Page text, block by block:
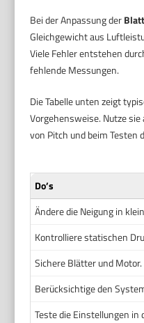
Bei der Anpassung der
Gleichgewicht aus
Viele Fehler entstehen
fehlende Messungen.
Die Tabelle unten zeigt
Vorgehensweise. Nutze
von Pitch und beim Testen
Do’s
Ändere die Neigung in
Kontrolliere statischen
Sichere Blätter und
Berücksichtige den
Teste die Einstellungen